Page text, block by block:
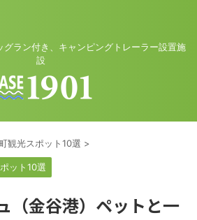
ラン付き、キャンピングトレーラー設置施
設
観光スポット10選 >
ット10選
（金谷港）ペットと一